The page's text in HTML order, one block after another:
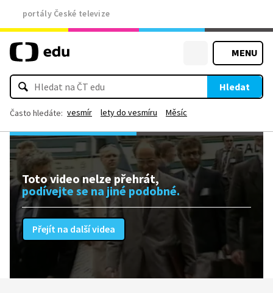
portály České televize
MENU
Hledat
Často hledáte: vesmír lety do vesmíru Měsíc
Toto video nelze přehrát,
podívejte se na jiné podobné.
Přejít na další videa